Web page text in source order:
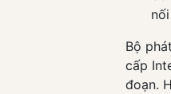
Bộ
cấp
đoạn.